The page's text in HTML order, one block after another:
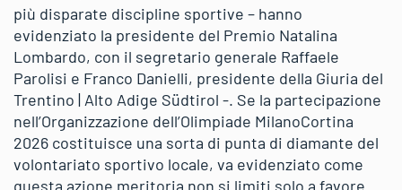
più disparate discipline sportive – hanno
evidenziato la presidente del Premio Natalina
Lombardo, con il segretario generale Raffaele
Parolisi e Franco Danielli, presidente della Giuria del
Trentino | Alto Adige Südtirol -. Se la partecipazione
nell’Organizzazione dell’Olimpiade MilanoCortina
2026 costituisce una sorta di punta di diamante del
volontariato sportivo locale, va evidenziato come
questa azione meritoria non si limiti solo a favore